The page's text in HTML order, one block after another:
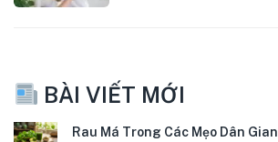
BÀI VIẾT MỚI
Rau Má Trong Các Mẹo Dân Gian